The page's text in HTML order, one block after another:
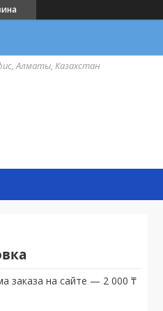
Алматы, Казахстан
заказа на сайте — 2 000 ₸